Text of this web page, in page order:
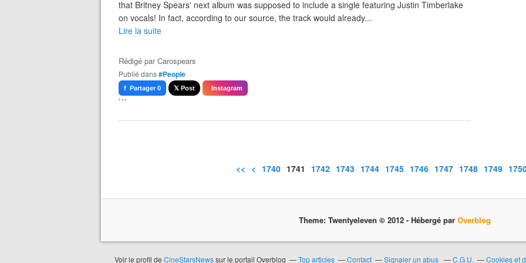
that Britney Spears' next album was supposed to include a single featuring Justin Timberlake
on vocals! In fact, according to our source, the track would already...
Lire la suite
Rédigé parCarospears
Publié dans#People
f Partager 0 𝕏 Post Instagram
```
<< < 1700
1710
1720
1730
1740 1741 1742 1743 1744 1745 1746 1747 1748 1749
Theme: Twentyeleven © 2012 - Hébergé par Overblog
Voir le profil de CineStarsNewssur le portail Overblog Top articles Contact Signaler un abus C.G.U. Cookies et